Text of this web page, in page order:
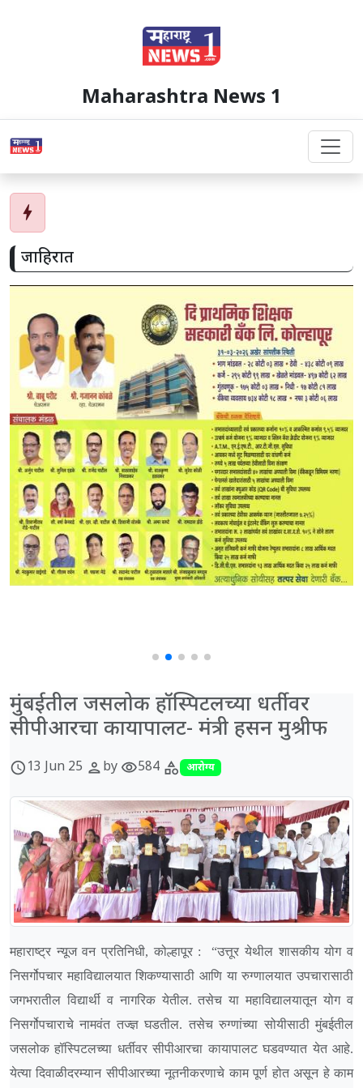
Maharashtra News 1
bolt
जाहिरात
मुंबईतील जसलोक हॉस्पिटलच्या धर्तीवर
सीपीआरचा कायापालट- मंत्री हसन मुश्रीफ
schedule13 Jun 25 personby visibility584 category आरोग्य
महाराष्ट्र न्यूज वन प्रतिनिधी, कोल्हापूर : “उत्तूर येथील शासकीय योग व
निसर्गोपचार महाविद्यालयात शिकण्यासाठी आणि या रुग्णालयात उपचारासाठी
जगभरातील विद्यार्थी व नागरिक येतील. तसेच या महाविद्यालयातून योग व
निसर्गोपचाराचे नामवंत तज्ज्ञ घडतील. तसेच रुग्णांच्या सोयीसाठी मुंबईतील
जसलोक हॉस्पिटलच्या धर्तीवर सीपीआरचा कायापालट घडवण्यात येत आहे.
येत्या दिवाळीदरम्यान सीपीआरच्या नूतनीकरणाचे काम पूर्ण होत असून हे काम